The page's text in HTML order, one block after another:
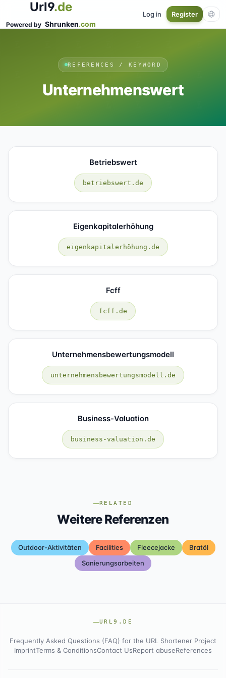
Url9.de
Powered by Shrunken.com
Log in Register
REFERENCES / KEYWORD
Unternehmenswert
Betriebswert
betriebswert.de
Eigenkapitalerhöhung
eigenkapitalerhöhung.de
Fcff
fcff.de
Unternehmensbewertungsmodell
unternehmensbewertungsmodell.de
Business-Valuation
business-valuation.de
RELATED
Weitere Referenzen
Outdoor-Aktivitäten Facilities Fleecejacke
Bratöl
Sanierungsarbeiten
URL9.DE
Frequently Asked Questions (FAQ) for the URL Shortener Project
ImprintTerms & ConditionsContact UsReport abuseReferences